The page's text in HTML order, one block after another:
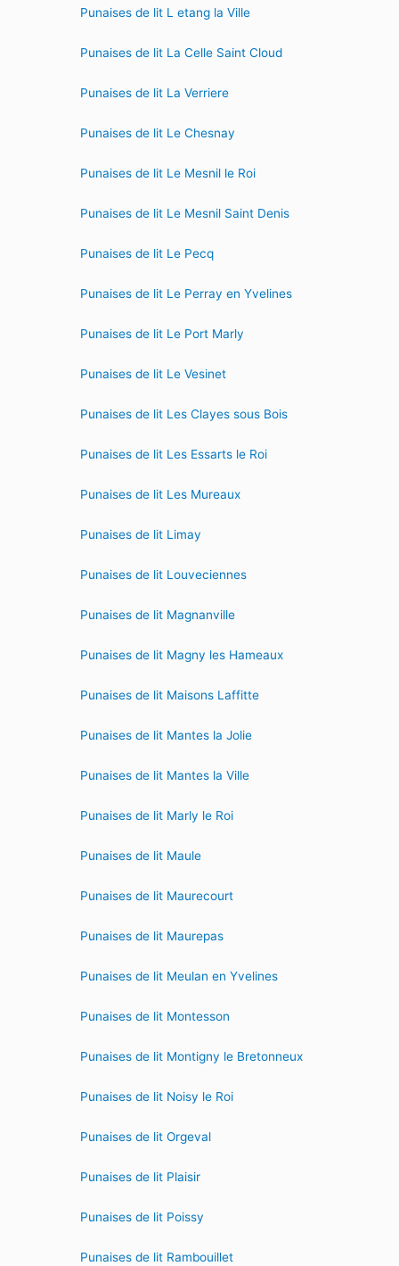
Punaises de lit L etang la Ville
Punaises de lit La Celle Saint Cloud
Punaises de lit La Verriere
Punaises de lit Le Chesnay
Punaises de lit Le Mesnil le Roi
Punaises de lit Le Mesnil Saint Denis
Punaises de lit Le Pecq
Punaises de lit Le Perray en Yvelines
Punaises de lit Le Port Marly
Punaises de lit Le Vesinet
Punaises de lit Les Clayes sous Bois
Punaises de lit Les Essarts le Roi
Punaises de lit Les Mureaux
Punaises de lit Limay
Punaises de lit Louveciennes
Punaises de lit Magnanville
Punaises de lit Magny les Hameaux
Punaises de lit Maisons Laffitte
Punaises de lit Mantes la Jolie
Punaises de lit Mantes la Ville
Punaises de lit Marly le Roi
Punaises de lit Maule
Punaises de lit Maurecourt
Punaises de lit Maurepas
Punaises de lit Meulan en Yvelines
Punaises de lit Montesson
Punaises de lit Montigny le Bretonneux
Punaises de lit Noisy le Roi
Punaises de lit Orgeval
Punaises de lit Plaisir
Punaises de lit Poissy
Punaises de lit Rambouillet